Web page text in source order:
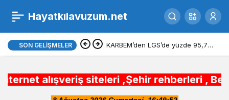
Hayatkılavuzum.net
SON GELIŞMELER KARBEM’den LGS’de yüzde 95,7
alışveriş siteleri ,Şehir rehberleri ,